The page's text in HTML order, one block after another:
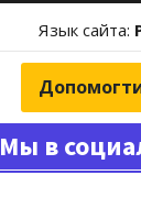
Язык сайта:
Мы в